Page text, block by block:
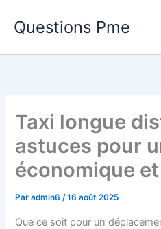
Questions Pme
Taxi longue
astuces pour
économique
Paradmin6/16 août 2025
Que ce soit pour un